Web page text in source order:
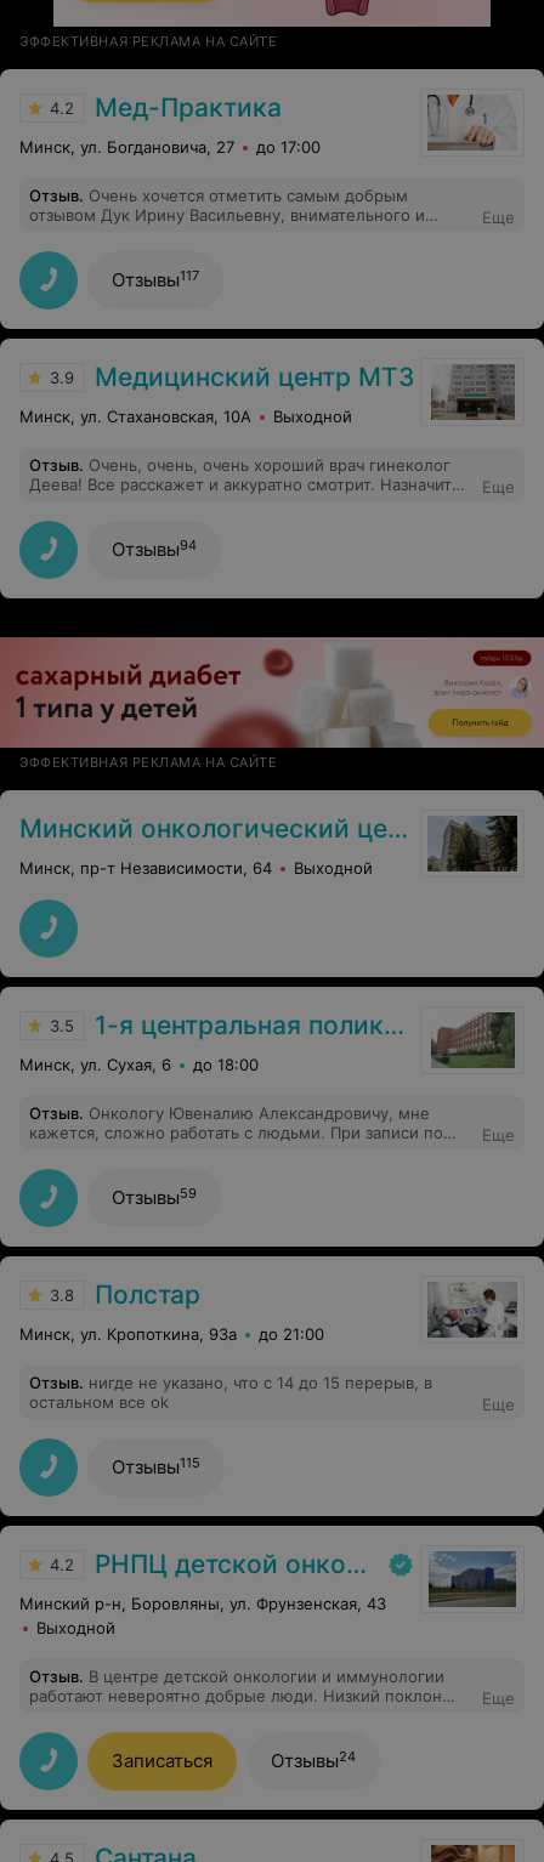
ЭФФЕКТИВНАЯ РЕКЛАМА НА САЙТЕ
4.2 Мед-Практика
Минск, ул. Богдановича, 27 до 17:00
Отзыв. Очень хочется отметить самым добрым
отзывом Дук Ирину Васильевну, внимательного и
обсуждение назначенных лекарств, корректировка
лечения в случае необходимости - все
свидетельствует о профессиональном подходе. И, что
приятно и важно - добрый и открытый человек,
сочувствующий и сопереживающий, это так ценно в
Еще
Отзывы117
3.9 Медицинский центр МТЗ
Минск, ул. Стахановская, 10А Выходной
Отзыв. Очень, очень, очень хороший врач гинеколог
Деева! Все расскажет и аккуратно смотрит. Назначит
радуют. Спасибо!
Еще
Отзывы94
ЭФФЕКТИВНАЯ РЕКЛАМА НА САЙТЕ
Минский онкологический центр
Минск, пр-т Независимости, 64 Выходной
3.5 1-я центральная поликлиника
Минск, ул. Сухая, 6 до 18:00
Отзыв. Онкологу Ювеналию Александровичу, мне
кажется, сложно работать с людьми. При записи по
Ювеналия. Такого хамского обращения давно не
видела. А это кабинет онколога на минуточку.
Никакого сострадания от слова совсем. Если б попала
к такому врачу, не стала бы у него обслуживаться, ни
бесплатно ни тем более платно.
Еще
Отзывы59
3.8 Полстар
Минск, ул. Кропоткина, 93а до 21:00
Отзыв. нигде не указано, что с 14 до 15 перерыв, в
остальном все ok
Еще
Отзывы115
4.2 РНПЦ детской онкологии
Минский р-н, Боровляны, ул. Фрунзенская, 43
Выходной
Отзыв. В центре детской онкологии и иммунологии
работают невероятно добрые люди. Низкий поклон
Юрьевна Левшукова-Кристал, Кочубинский Дмитрий
Витальевич, Алешкевич Светлана Николаевна - врачи
от Бога. Это центр,где тебя всегда встречают с
улыбкой и добротой, несмотря на большой поток
пациентов.
Еще
Записаться Отзывы24